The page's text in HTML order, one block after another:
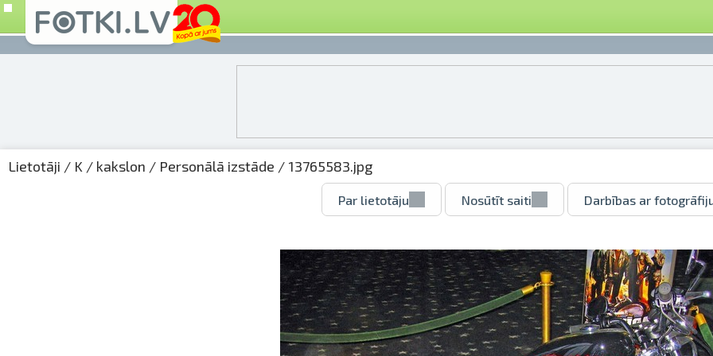
Lietotāji / K / kakslon / Personālā izstāde / 13765583.jpg
Par lietotāju Nosūtīt saiti Darbības ar